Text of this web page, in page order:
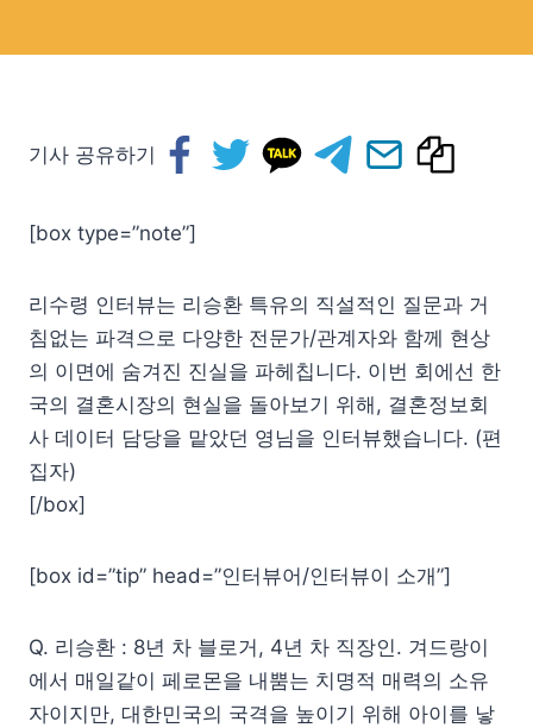
기사 공유하기
[box type=”note”]
리수령 인터뷰는 리승환 특유의 직설적인 질문과 거
침없는 파격으로 다양한 전문가/관계자와 함께 현상
의 이면에 숨겨진 진실을 파헤칩니다. 이번 회에선 한
국의 결혼시장의 현실을 돌아보기 위해, 결혼정보회
사 데이터 담당을 맡았던 영님을 인터뷰했습니다. (편
집자)
[/box]
[box id=”tip” head=”인터뷰어/인터뷰이 소개”]
Q. 리승환 : 8년 차 블로거, 4년 차 직장인. 겨드랑이
에서 매일같이 페로몬을 내뿜는 치명적 매력의 소유
자이지만, 대한민국의 국격을 높이기 위해 아이를 낳